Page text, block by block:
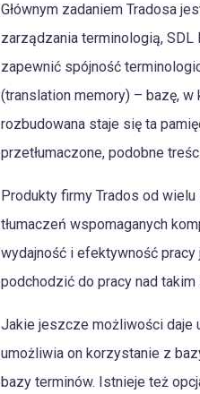
Głównym zadaniem Tradosa
zarządzania terminologią,
zapewnić spójność
(translation memory) – bazę,
rozbudowana staje się ta
przetłumaczone, podobne
Produkty firmy Trados od
tłumaczeń wspomaganych
wydajność i efektywność
podchodzić do pracy nad
Jakie jeszcze możliwości daje
umożliwia on korzystanie z
bazy terminów. Istnieje też